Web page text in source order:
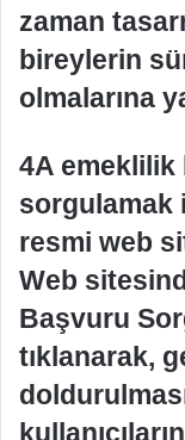
zaman
bireylerin
olmalarına
4A
sorgulamak
resmi web
Web
Başvuru
tıklanarak,